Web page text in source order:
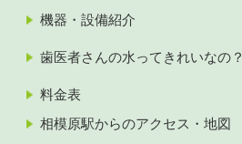
機器・設備紹介
歯医者さんの水ってきれいなの？
料金表
相模原駅からのアクセス・地図